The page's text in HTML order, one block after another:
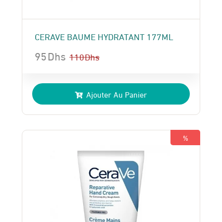
CERAVE BAUME HYDRATANT 177ML
110Dhs
prix
initial
était :
110 Dhs.
95Dhs
prix
actuel
est :
95 Dhs.
Ajouter Au Panier
%